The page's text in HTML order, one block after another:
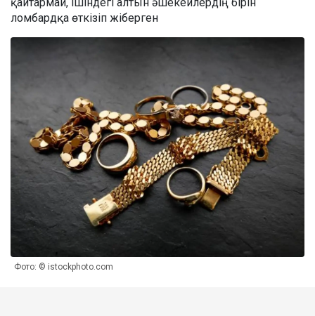
ломбардқа өткізіп жіберген
Фото: © istockphoto.com